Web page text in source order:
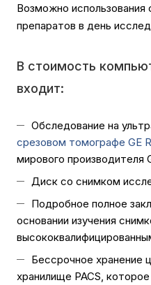
Возможно использования
препаратов в день
В стоимость
входит:
Обследование на
срезовом томографе GE
мирового производителя
Диск со снимком
Подробное полное
основании изучения
Бессрочное хранение
хранилище PACS,